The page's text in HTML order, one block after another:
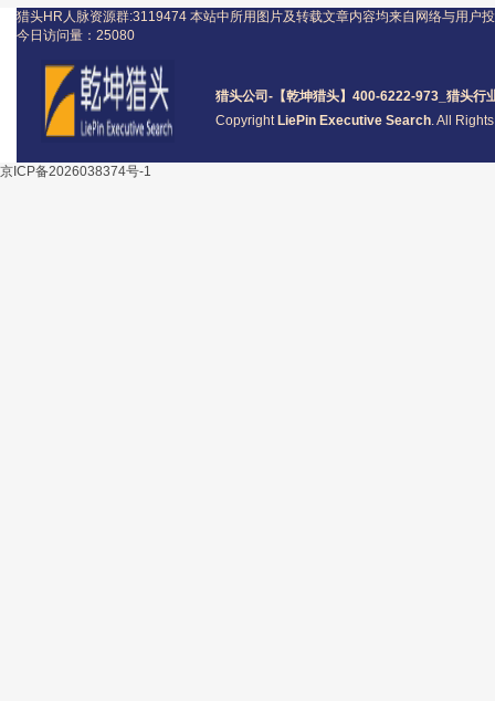
猎头公司 -【乾坤猎头】400-6222-973_ 猎头行
Copyright LiePin Executive Search. All
猎头HR人脉资源群:3119474 本站中所用图片及转载文章内容均来自网络与用户
今日访问量： 25080
京ICP备2026038374号-1